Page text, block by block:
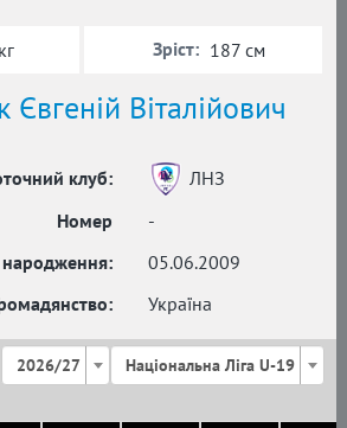
Євгеній Віталійович
клуб:
ЛНЗ
Номер
-
05.06.2009
Україна
Зріст: 187 см
2026/27 Національна Ліга U-19